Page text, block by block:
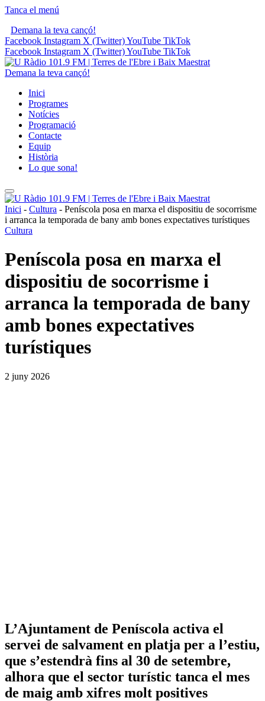
Tanca el menú
Demana la teva cançó!
Facebook Instagram X (Twitter)YouTube TikTok
Facebook Instagram X (Twitter)YouTube TikTok
Demana la teva cançó!
Inici
Programes
Notícies
Programació
Contacte
Equip
Història
Lo que sona!
Inici - Cultura - Peníscola posa en marxa el dispositiu de socorrisme
i arranca la temporada de bany amb bones expectatives turístiques
Cultura
Peníscola posa en marxa el
dispositiu de socorrisme i
arranca la temporada de bany
amb bones expectatives
turístiques
2 juny 2026
L’Ajuntament de Peníscola activa el
servei de salvament en platja per a l’estiu,
que s’estendrà fins al 30 de setembre,
alhora que el sector turístic tanca el mes
de maig amb xifres molt positives